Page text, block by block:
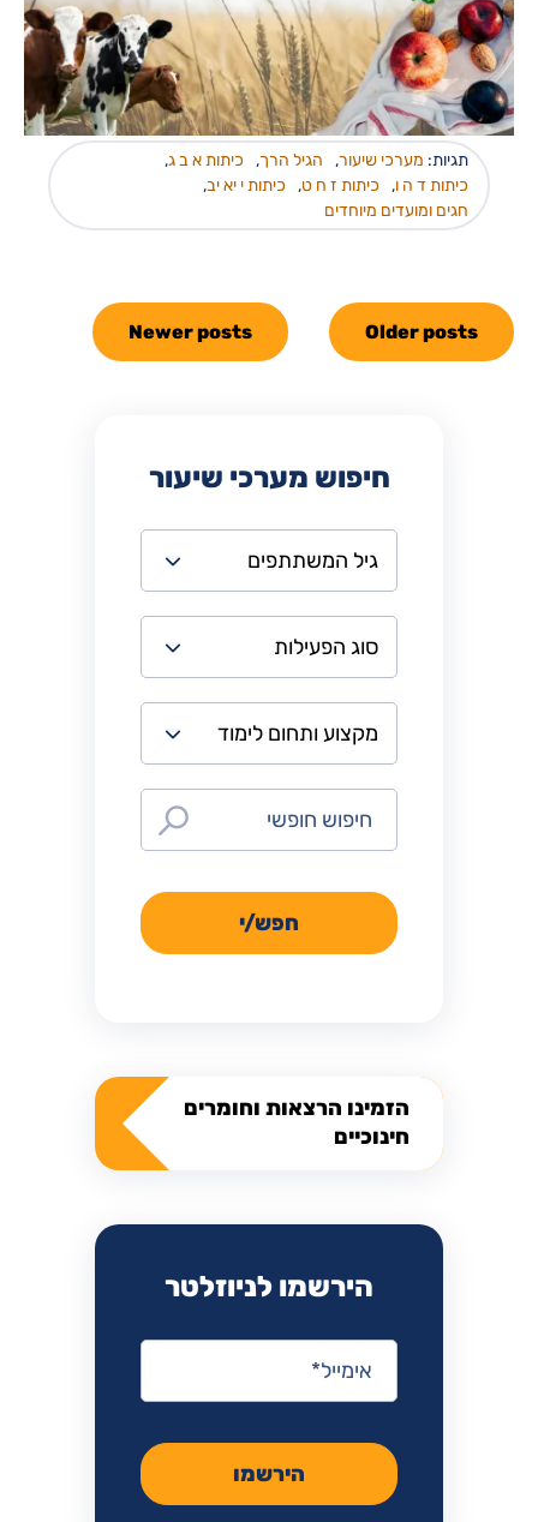
תגיות: מערכי שיעור, הגיל הרך, כיתות א ב ג,
כיתות ד ה ו, כיתות ז ח ט, כיתות י יא יב,
חגים ומועדים מיוחדים
Older posts
Newer posts
חיפוש מערכי שיעור
חפש/י
הזמינו הרצאות וחומרים
חינוכיים
הירשמו לניוזלטר
אימייל
הירשמו